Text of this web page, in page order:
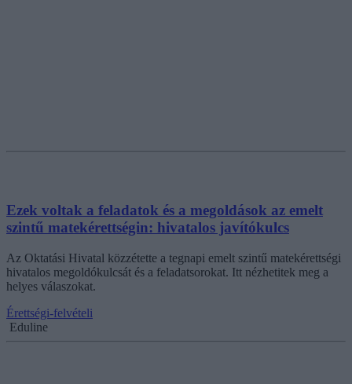
Ezek voltak a feladatok és a megoldások az emelt
szintű matekérettségin: hivatalos javítókulcs
Az Oktatási Hivatal közzétette a tegnapi emelt szintű matekérettségi
hivatalos megoldókulcsát és a feladatsorokat. Itt nézhetitek meg a
helyes válaszokat.
Érettségi-felvételi
Eduline